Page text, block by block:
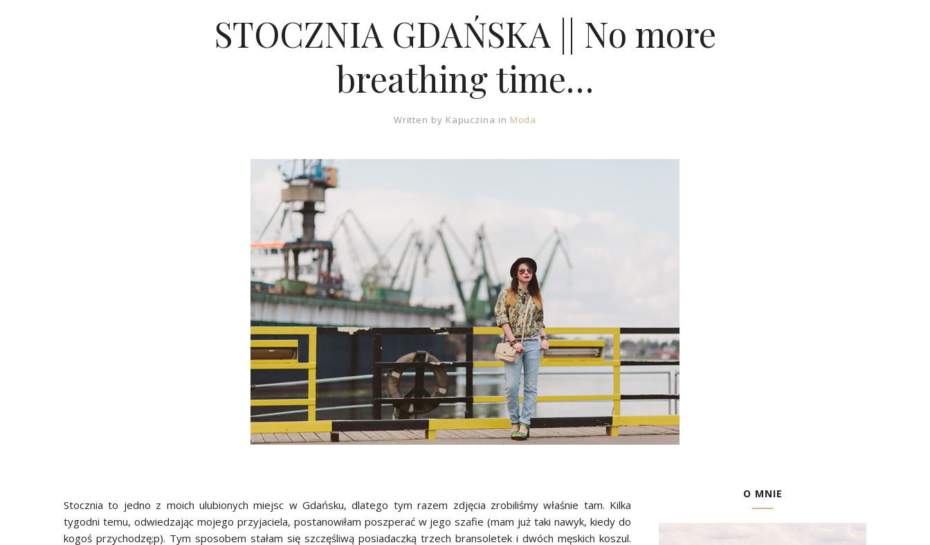
STOCZNIA GDAŃSKA || No more
breathing time…
Written by Kapuczina in Moda
Stocznia to jedno z moich ulubionych miejsc w Gdańsku, dlatego tym razem zdjęcia zrobiliśmy właśnie tam. Kilka
tygodni temu, odwiedzając mojego przyjaciela, postanowiłam poszperać w jego szafie (mam już taki nawyk, kiedy do
kogoś przychodzę;p). Tym sposobem stałam się szczęśliwą posiadaczką trzech bransoletek i dwóch męskich koszul.
O MNIE